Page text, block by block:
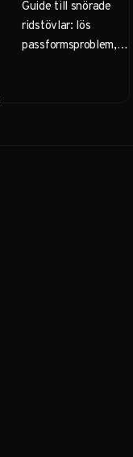
Guide till snörade
ridstövlar: lös
passformsproblem,